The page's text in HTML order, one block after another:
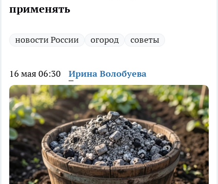
применять
новости России огород советы
16 мая 06:30 Ирина Волобуева